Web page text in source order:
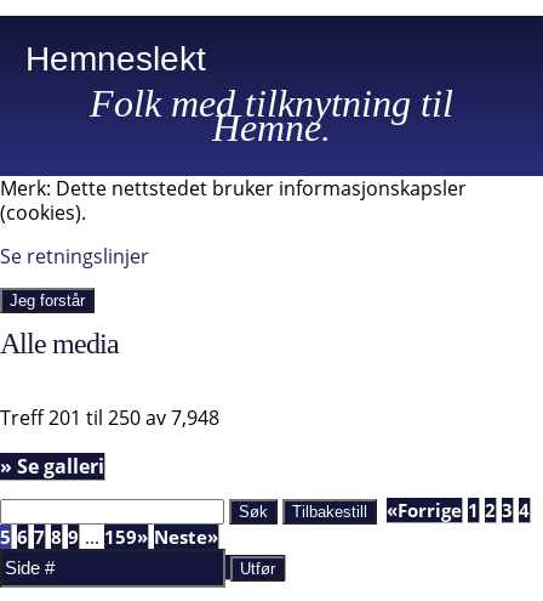
Hemneslekt
Folk med tilknytning til
Hemne.
Merk: Dette nettstedet bruker informasjonskapsler
(cookies).
Se retningslinjer
Jeg forstår
Alle media
Treff 201 til 250 av 7,948
» Se galleri
«Forrige 1 2 3 4
5 6 7 8 9 ... 159» Neste»